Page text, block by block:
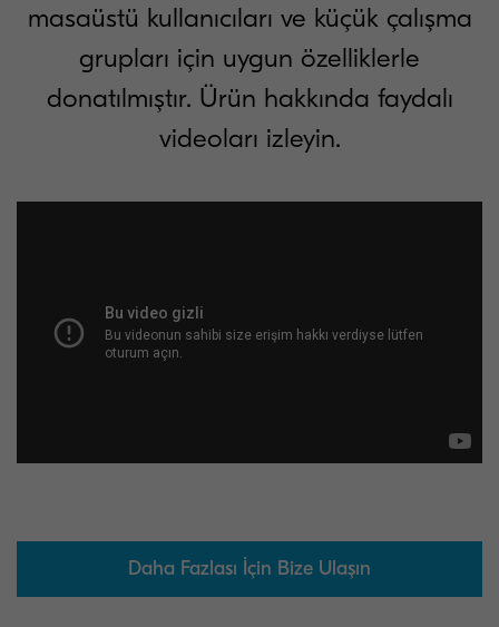
masaüstü kullanıcıları ve küçük çalışma
grupları için uygun özelliklerle
donatılmıştır. Ürün hakkında faydalı
videoları izleyin.
Daha Fazlası İçin Bize Ulaşın